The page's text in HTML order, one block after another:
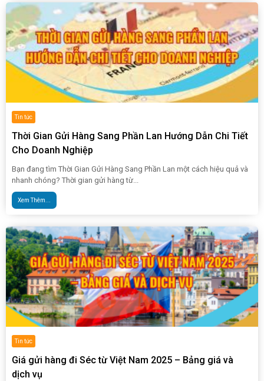
Tin tức
Thời Gian Gửi Hàng Sang Phần Lan Hướng Dẫn Chi Tiết
Cho Doanh Nghiệp
Bạn đang tìm Thời Gian Gửi Hàng Sang Phần Lan một cách hiệu quả và
nhanh chóng? Thời gian gửi hàng từ...
Xem Thêm...
Tin tức
Giá gửi hàng đi Séc từ Việt Nam 2025 – Bảng giá và
dịch vụ